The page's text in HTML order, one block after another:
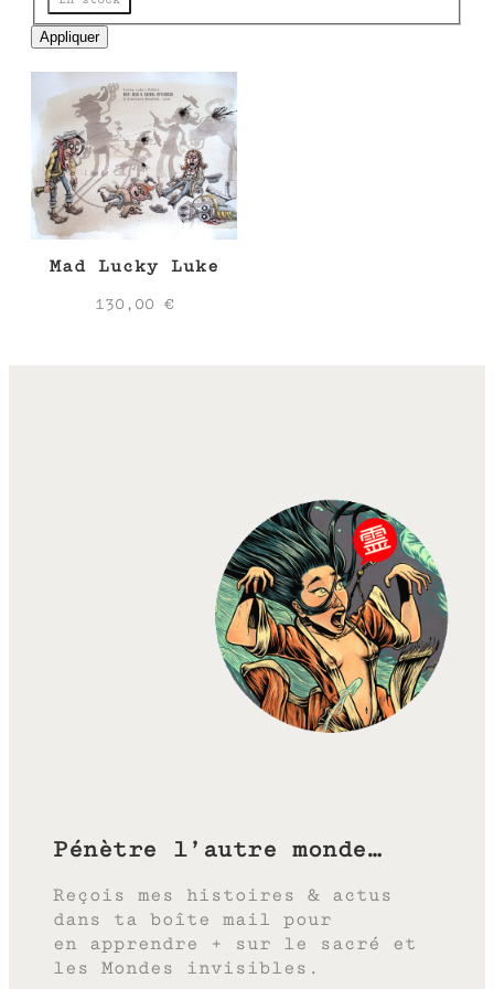
Appliquer
Mad Lucky Luke
130,00 €
Pénètre l’autre monde…
Reçois mes histoires & actus
dans ta boîte mail pour
en apprendre + sur le sacré et
les Mondes invisibles.